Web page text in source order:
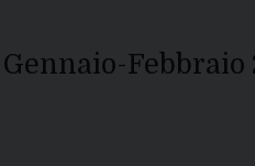
Febbraio